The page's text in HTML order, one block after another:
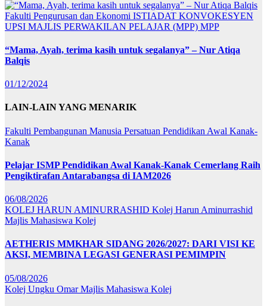
Fakulti Pengurusan dan Ekonomi ISTIADAT KONVOKESYEN
UPSI MAJLIS PERWAKILAN PELAJAR (MPP) MPP
“Mama, Ayah, terima kasih untuk segalanya” – Nur Atiqa
Balqis
01/12/2024
LAIN-LAIN YANG MENARIK
Fakulti Pembangunan Manusia Persatuan Pendidikan Awal Kanak-
Kanak
Pelajar ISMP Pendidikan Awal Kanak-Kanak Cemerlang Raih
Pengiktirafan Antarabangsa di IAM2026
06/08/2026
KOLEJ HARUN AMINURRASHID Kolej Harun Aminurrashid
Majlis Mahasiswa Kolej
AETHERIS MMKHAR SIDANG 2026/2027: DARI VISI KE
AKSI, MEMBINA LEGASI GENERASI PEMIMPIN
05/08/2026
Kolej Ungku OmarMajlis Mahasiswa Kolej